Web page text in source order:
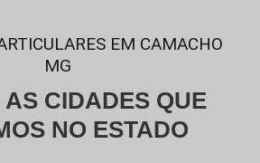
EM CAMACHO
MG
CIDADES QUE
NO ESTADO